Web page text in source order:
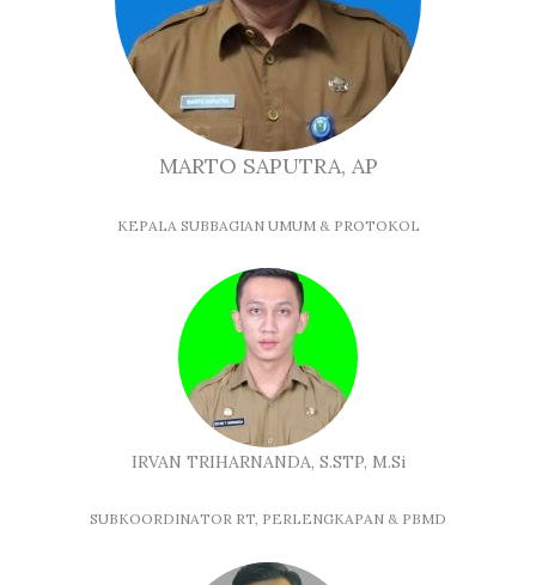
MARTO SAPUTRA, AP
KEPALA SUBBAGIAN UMUM & PROTOKOL
IRVAN TRIHARNANDA, S.STP, M.Si
SUBKOORDINATOR RT, PERLENGKAPAN & PBMD